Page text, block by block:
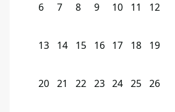
6 7 8 9 10 11 12
13 14 15 16 17 18 19
20 21 22 23 24 25 26